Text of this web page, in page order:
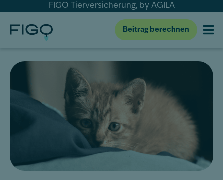
FIGO Tierversicherung, by AGILA
Beitrag berechnen